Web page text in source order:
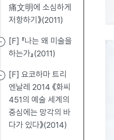
痛文明에 소심하게
저항하기》(2011)
[F] 『나는 왜 미술을
하는가』(2011)
[F] 요코하마 트리
엔날레 2014 《화씨
451의 예술 세계의
중심에는 망각의 바
다가 있다》(2014)